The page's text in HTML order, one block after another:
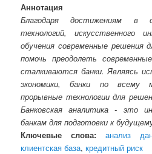
Аннотация
Благодаря достижениям в
технологий, искусственного
обучения современные решения
помочь преодолеть
сталкиваются банки. Являясь
экономики, банки по всему
прорывные технологии для
Банковская аналитика - это
банкам для подготовки к
Ключевые слова:
анализ
клиентская база,кредитный риск